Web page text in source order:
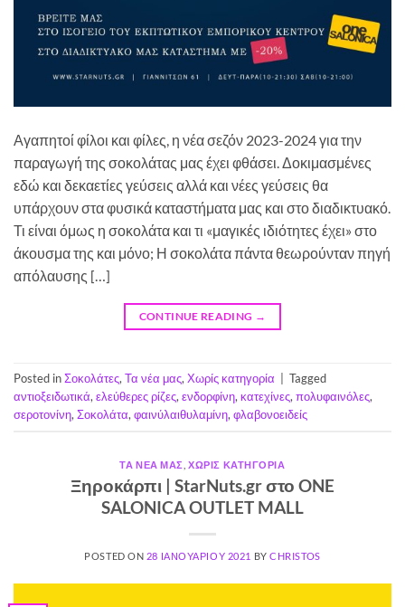
Αγαπητοί φίλοι και φίλες, η νέα σεζόν 2023-2024 για την
παραγωγή της σοκολάτας μας έχει φθάσει. Δοκιμασμένες
εδώ και δεκαετίες γεύσεις αλλά και νέες γεύσεις θα
υπάρχουν στα φυσικά καταστήματα μας και στο διαδικτυακό.
Τι είναι όμως η σοκολάτα και τι «μαγικές ιδιότητες έχει» στο
άκουσμα της και μόνο; Η σοκολάτα πάντα θεωρούνταν πηγή
απόλαυσης […]
CONTINUE READING →
Posted inΣοκολάτες,Τα νέα μας,Χωρίς κατηγορία
Tagged
αντιοξειδωτικά,ελεύθερες ρίζες,ενδορφίνη,κατεχίνες,πολυφαινόλες,
σεροτονίνη,Σοκολάτα,φαινύλαιθυλαμίνη,φλαβονοειδείς
ΤΑ ΝΈΑ ΜΑΣ ,ΧΩΡΊΣ ΚΑΤΗΓΟΡΊΑ
Ξηροκάρπι | StarNuts.gr στο ONE
SALONICA OUTLET MALL
POSTED ON 28 ΙΑΝΟΥΑΡΊΟΥ 2021 BYCHRISTOS